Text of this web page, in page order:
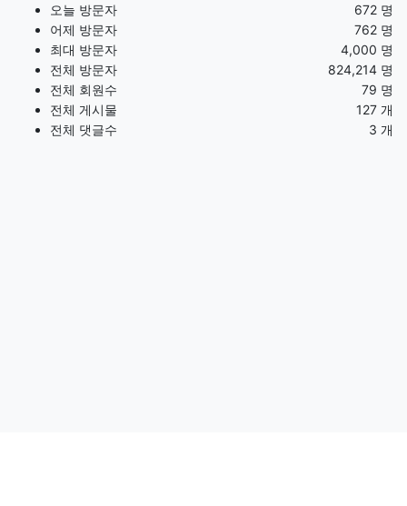
오늘 방문자
672 명
어제 방문자
762 명
최대 방문자
4,000 명
전체 방문자
824,214 명
전체 회원수
79 명
전체 게시물
127 개
전체 댓글수
3 개